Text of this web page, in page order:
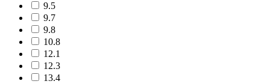
9.5
9.7
9.8
10.8
12.1
12.3
13.4